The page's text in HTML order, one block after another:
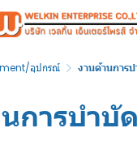
อุปกรณ์ งานด้านการ
การบำบั